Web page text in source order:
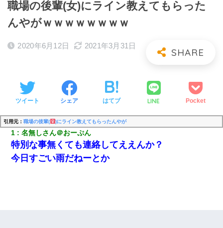
職場の後輩(女)にライン教えてもらった
んやがｗｗｗｗｗｗｗｗ
2020年6月12日 2021年3月31日
ツイート シェア はてブ LINE Pocket
引用元： 職場の後輩( )にライン教えてもらったんやが
1 名無しさん＠おーぷん
特別な事無くても連絡してええんか？
今日すごい雨だねーとか